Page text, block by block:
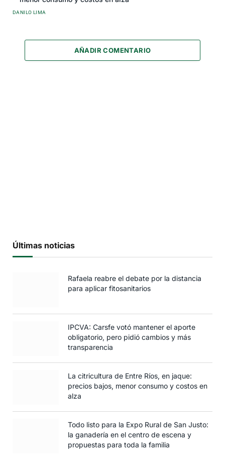
DANILO LIMA
AÑADIR COMENTARIO
Últimas noticias
Rafaela reabre el debate por la distancia
para aplicar fitosanitarios
IPCVA: Carsfe votó mantener el aporte
obligatorio, pero pidió cambios y más
transparencia
La citricultura de Entre Ríos, en jaque:
precios bajos, menor consumo y costos en
alza
Todo listo para la Expo Rural de San Justo:
la ganadería en el centro de escena y
propuestas para toda la familia